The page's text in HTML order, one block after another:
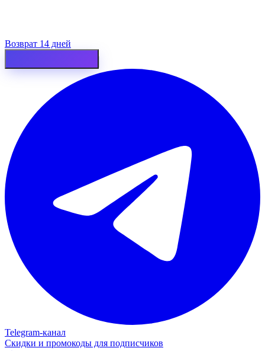
Возврат 14 дней
Telegram‑канал
Скидки и промокоды для подписчиков